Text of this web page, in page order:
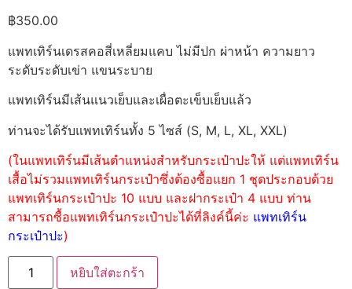
฿350.00
แพทเทิร์นเดรสคอสี่เหลี่ยมแคบ ไม่มีปก ผ่าหน้า ความยาว
ระดับระดับเข่า แขนระบาย
แพทเทิร์นมีเส้นแนวเย็บและเผื่อตะเข็บเย็บแล้ว
ท่านจะได้รับแพทเทิร์นทั้ง 5 ไซส์ (S, M, L, XL, XXL)
(ในแพทเทิร์นมีเส้นตำแหน่งสำหรับกระเป๋าปะให้ แต่แพทเทิร์น
เสื้อไม่รวมแพทเทิร์นกระเป๋าซึ่งต้องซื้อแยก 1 ชุดประกอบด้วย
แพทเทิร์นกระเป๋าปะ 10 แบบ และฝากระเป๋า 4 แบบ ท่าน
สามารถซื้อแพทเทิร์นกระเป๋าปะได้ที่ลิงค์นี้ค่ะ แพทเทิร์น
กระเป๋าปะ)
หยิบใส่ตะกร้า